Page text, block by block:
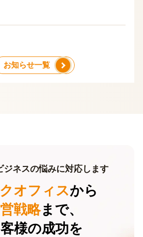
お知らせ一覧
ジネスの悩みに対応します
オフィスから
戦略まで、
様の成功を